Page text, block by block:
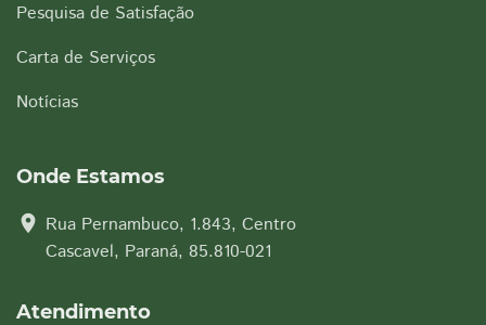
Pesquisa de Satisfação
Carta de Serviços
Notícias
Onde Estamos
location_on Rua Pernambuco, 1.843, Centro
Cascavel, Paraná, 85.810-021
Atendimento